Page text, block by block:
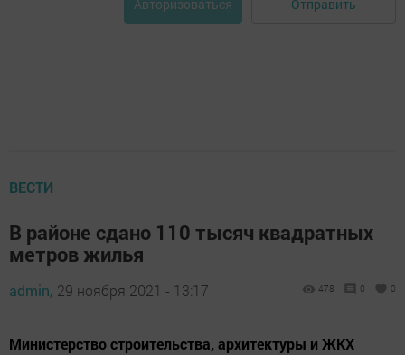
Авторизоваться Отправить
ВЕСТИ
В районе сдано 110 тысяч квадратных
метров жилья
admin, 29 ноября 2021 - 13:17 478 0 0
Министерство строительства, архитектуры и ЖКХ